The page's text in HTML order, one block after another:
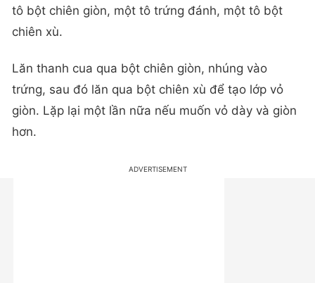
tô bột chiên giòn, một tô trứng đánh, một tô bột
chiên xù.
Lăn thanh cua qua bột chiên giòn, nhúng vào
trứng, sau đó lăn qua bột chiên xù để tạo lớp vỏ
giòn. Lặp lại một lần nữa nếu muốn vỏ dày và giòn
hơn.